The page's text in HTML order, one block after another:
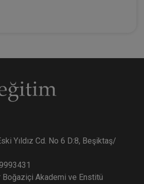
Yıldız Cd. No 6 D:8, Beşiktaş/
Boğaziçi Akademi ve Enstitü